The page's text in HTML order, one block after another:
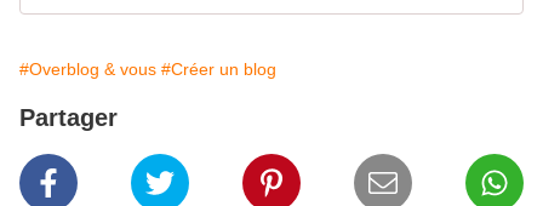
#Overblog & vous #Créer un blog
Partager